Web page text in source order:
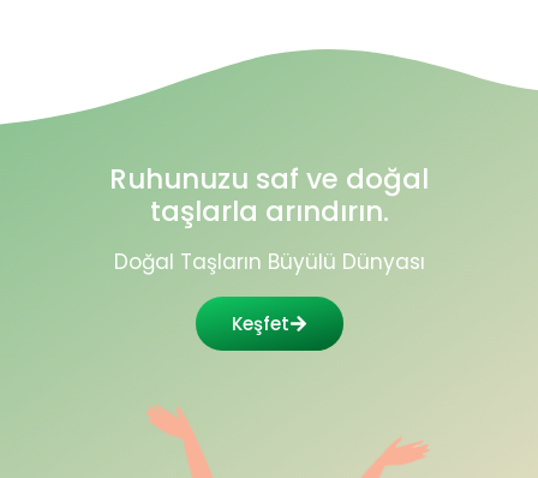
Ruhunuzu saf ve doğal
taşlarla arındırın.
Doğal Taşların Büyülü Dünyası
Keşfet